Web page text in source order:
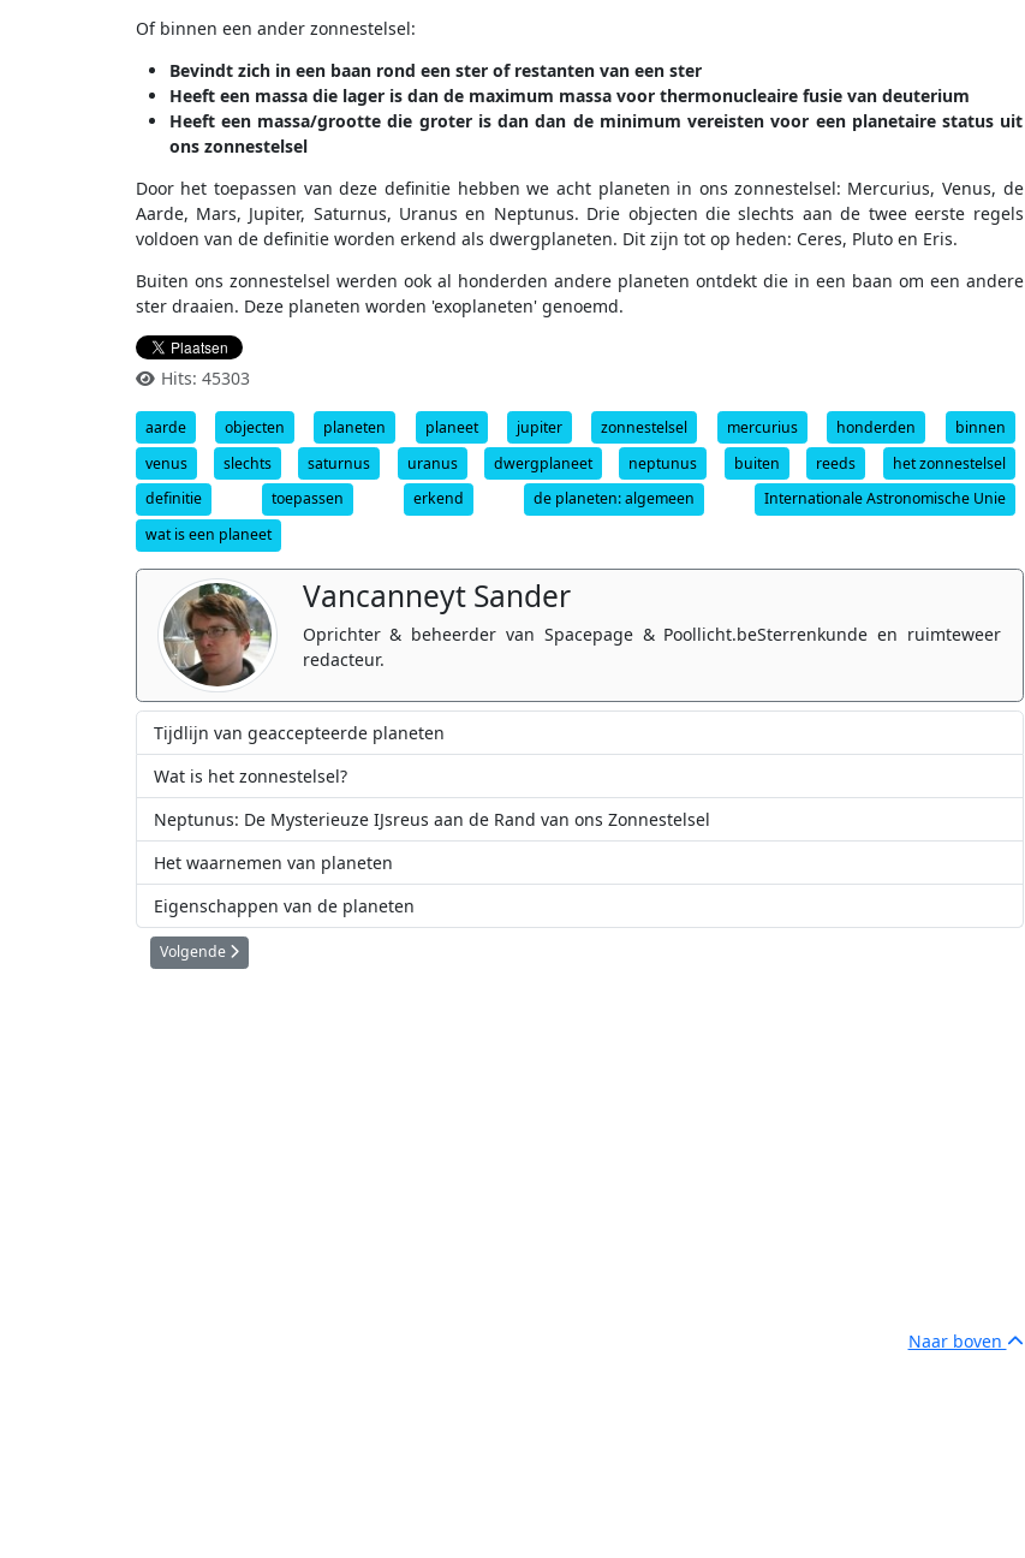
Of binnen een ander zonnestelsel:
Bevindt zich in een baan rond een ster of restanten van een ster
Heeft een massa die lager is dan de maximum massa voor thermonucleaire fusie van deuterium
Heeft een massa/grootte die groter is dan dan de minimum vereisten voor een planetaire status uit
ons zonnestelsel
Door het toepassen van deze definitie hebben we acht planeten in ons zonnestelsel: Mercurius, Venus, de
Aarde, Mars, Jupiter, Saturnus, Uranus en Neptunus. Drie objecten die slechts aan de twee eerste regels
voldoen van de definitie worden erkend als dwergplaneten. Dit zijn tot op heden: Ceres, Pluto en Eris.
Buiten ons zonnestelsel werden ook al honderden andere planeten ontdekt die in een baan om een andere
ster draaien. Deze planeten worden 'exoplaneten' genoemd.
Hits: 45303
aarde objecten planeten planeet jupiter zonnestelsel mercurius honderden
binnen
venus
slechts saturnus uranus dwergplaneet neptunus buiten reeds
het zonnestelsel
definitie
toepassen erkend de planeten: algemeen
Internationale Astronomische Unie
wat is een planeet
Vancanneyt Sander
Oprichter & beheerder van Spacepage & Poollicht.beSterrenkunde en ruimteweer
redacteur.
Tijdlijn van geaccepteerde planeten
Wat is het zonnestelsel?
Neptunus: De Mysterieuze IJsreus aan de Rand van ons Zonnestelsel
Het waarnemen van planeten
Eigenschappen van de planeten
Volgende artikel: Vanwaar komt de naam 'planeet'?
Volgende
Naar boven